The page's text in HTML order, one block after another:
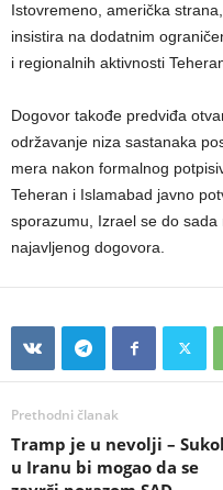
Istovremeno, američka
insistira na dodatnim
i regionalnih aktivnosti
Dogovor takođe predviđa
održavanje niza sastanaka
mera nakon formalnog
Teheran i Islamabad javno
sporazumu, Izrael se do
najavljenog dogovora.
Prethodni članak
Tramp je u nevolji –
u Iranu bi mogao da se